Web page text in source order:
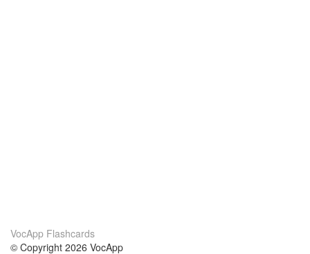
VocApp Flashcards
© Copyright 2026 VocApp